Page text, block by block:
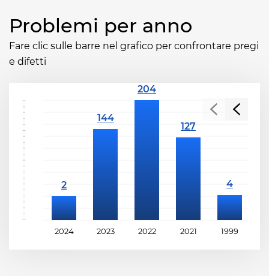
Problemi per anno
Fare clic sulle barre nel grafico per confrontare pregi
e difetti
2024 2023 2022 2021 1999